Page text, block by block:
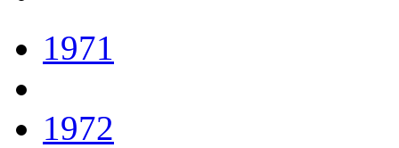
1971
1972